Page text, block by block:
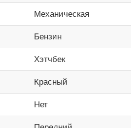
Механическая
Бензин
Хэтчбек
Красный
Нет